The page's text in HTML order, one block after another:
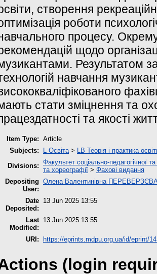
створення
роботи
процесу.
щодо
Результатом
навчання
стати зміцнення та
та якості
Item Type: Article
Subjects:
L Освіта> LB Теорія і практика
Divisions: Факультет соціально-педагогічної
та хореографії > Фахові видання
Depositing
User:
Олена Валентинівна
Date
Deposited:
13 Jun 2025 13:55
Last
Modified:
13 Jun 2025 13:55
URI: https://eprints.mdpu.org.ua/id/eprint/
(login